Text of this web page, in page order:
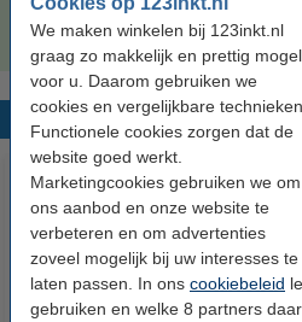
We maken winkelen bij 123inkt.nl
graag zo makkelijk en prettig
voor u. Daarom gebruiken we
cookies en vergelijkbare technieken.
Functionele cookies zorgen dat de
website goed werkt.
Marketingcookies gebruiken we om
ons aanbod en onze website te
verbeteren en om advertenties
zoveel mogelijk bij uw interesses te
laten passen. In ons cookiebeleid
gebruiken en welke 8 partners
Wij adviseren u om deze cartridge
nemen.